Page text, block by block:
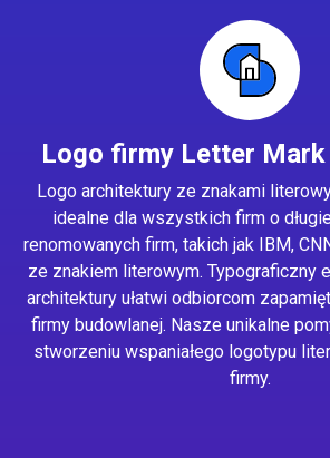
Logo firmy Letter
Logo architektury ze znakami
idealne dla wszystkich firm o
renomowanych firm, takich jak IBM,
ze znakiem literowym. Typograficzny
architektury ułatwi odbiorcom
firmy budowlanej. Nasze unikalne
stworzeniu wspaniałego logotypu
firmy.